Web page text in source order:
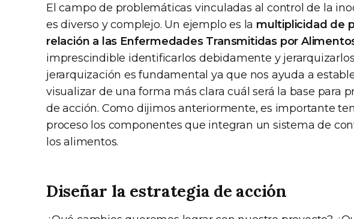
El campo de problemáticas vinculadas al control de la
es diverso y complejo. Un ejemplo es la multiplicidad de
relación a las Enfermedades Transmitidas por
imprescindible identificarlos debidamente y
jerarquización es fundamental ya que nos ayuda a
visualizar de una forma más clara cuál será la base para
de acción. Como dijimos anteriormente, es importante
proceso los componentes que integran un sistema de
los alimentos.
Diseñar la estrategia de acción